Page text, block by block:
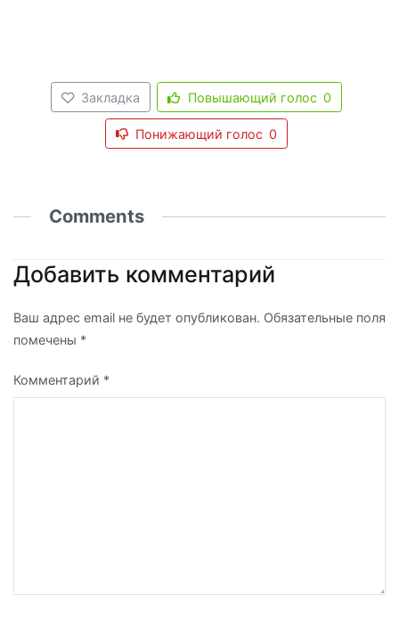
Закладка Повышающий голос 0
Понижающий голос 0
Comments
Добавить комментарий
Ваш адрес email не будет опубликован. Обязательные поля
помечены *
Комментарий *